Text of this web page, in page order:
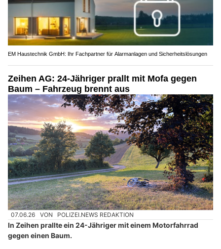
EM Haustechnik GmbH: Ihr Fachpartner für Alarmanlagen und Sicherheitslösungen
Zeihen AG: 24-Jähriger prallt mit Mofa gegen
Baum – Fahrzeug brennt aus
07.06.26 VON POLIZEI.NEWS REDAKTION
In Zeihen prallte ein 24-Jähriger mit einem Motorfahrrad
gegen einen Baum.